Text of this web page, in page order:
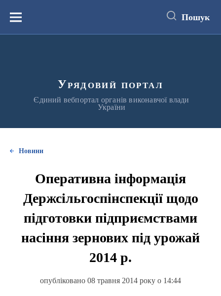
вмістуМеню Пошук
Урядовий портал
Єдиний вебпортал органів виконавчої влади
України
Новини
Оперативна інформація
Держсільгоспінспекції щодо
підготовки підприємствами
насіння зернових під урожай
2014 р.
опубліковано 08 травня 2014 року о 14:44